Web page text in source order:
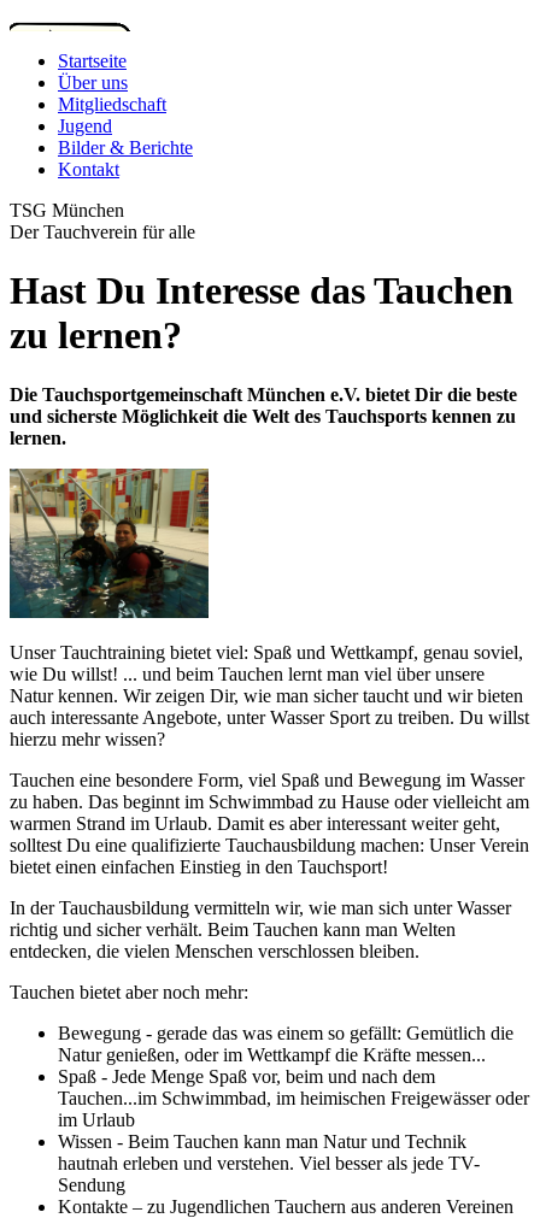
Startseite
Über uns
Mitgliedschaft
Jugend
Bilder & Berichte
Kontakt
TSG München
Der Tauchverein für alle
Hast Du Interesse das Tauchen
zu lernen?
Die Tauchsportgemeinschaft München e.V. bietet Dir die beste
und sicherste Möglichkeit die Welt des Tauchsports kennen zu
lernen.
Unser Tauchtraining bietet viel: Spaß und Wettkampf, genau soviel,
wie Du willst! ... und beim Tauchen lernt man viel über unsere
Natur kennen. Wir zeigen Dir, wie man sicher taucht und wir bieten
auch interessante Angebote, unter Wasser Sport zu treiben. Du willst
hierzu mehr wissen?
Tauchen eine besondere Form, viel Spaß und Bewegung im Wasser
zu haben. Das beginnt im Schwimmbad zu Hause oder vielleicht am
warmen Strand im Urlaub. Damit es aber interessant weiter geht,
solltest Du eine qualifizierte Tauchausbildung machen: Unser Verein
bietet einen einfachen Einstieg in den Tauchsport!
In der Tauchausbildung vermitteln wir, wie man sich unter Wasser
richtig und sicher verhält. Beim Tauchen kann man Welten
entdecken, die vielen Menschen verschlossen bleiben.
Tauchen bietet aber noch mehr:
Bewegung - gerade das was einem so gefällt: Gemütlich die
Natur genießen, oder im Wettkampf die Kräfte messen...
Spaß - Jede Menge Spaß vor, beim und nach dem
Tauchen...im Schwimmbad, im heimischen Freigewässer oder
im Urlaub
Wissen - Beim Tauchen kann man Natur und Technik
hautnah erleben und verstehen. Viel besser als jede TV-
Sendung
Kontakte – zu Jugendlichen Tauchern aus anderen Vereinen